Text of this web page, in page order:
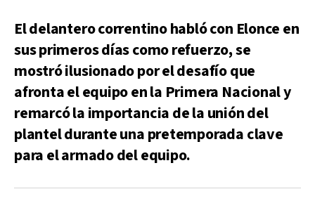
El delantero correntino habló con Elonce en
sus primeros días como refuerzo, se
mostró ilusionado por el desafío que
afronta el equipo en la Primera Nacional y
remarcó la importancia de la unión del
plantel durante una pretemporada clave
para el armado del equipo.